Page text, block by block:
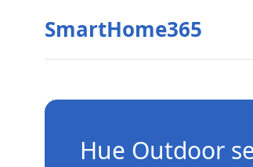
SmartHome365
Hue Outdoor